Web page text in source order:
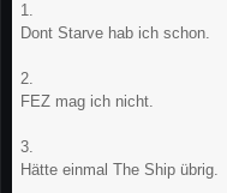
1.
Dont Starve hab ich schon.
2.
FEZ mag ich nicht.
3.
Hätte einmal The Ship übrig.